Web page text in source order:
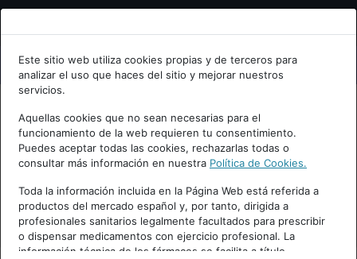
Bienvenid@ a psiquiatria.com
Escribe tu Email
Accede o regístrate con tu email.
Cancelar
Este sitio web utiliza cookies propias y de terceros para
analizar el uso que haces del sitio y mejorar nuestros
servicios.
Aquellas cookies que no sean necesarias para el
funcionamiento de la web requieren tu consentimiento.
Puedes aceptar todas las cookies, rechazarlas todas o
consultar más información en nuestra Política de Cookies.
Toda la información incluida en la Página Web está referida a
productos del mercado español y, por tanto, dirigida a
profesionales sanitarios legalmente facultados para prescribir
o dispensar medicamentos con ejercicio profesional. La
información técnica de los fármacos se facilita a título